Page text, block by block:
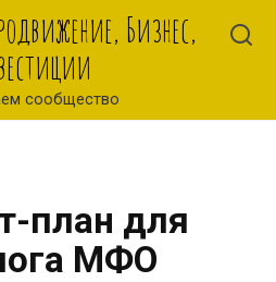
Бизнес,
сообщество
план для
МФО